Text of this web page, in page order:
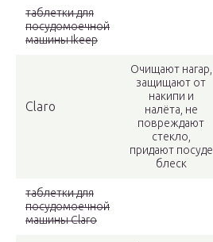
таблетки для
посудомоечной
машины Ikeep
Claro
Очищают нагар,
защищают от
накипи и
налёта, не
повреждают
стекло,
придают посуде
блеск
таблетки для
посудомоечной
машины Claro